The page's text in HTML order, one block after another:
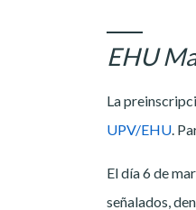
EHU
La
UPV/EHU .
El día 6 de
señalados,